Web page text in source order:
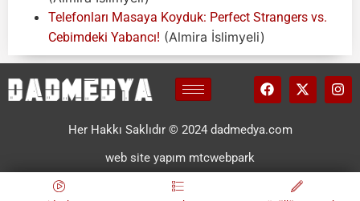
Telefonları Masaya Koyduk: Perfect Strangers vs.
Cebimdeki Yabancı! (Almira İslimyeli)
Her Hakkı Saklıdır © 2024 dadmedya.com
web site yapım mtcwebpark